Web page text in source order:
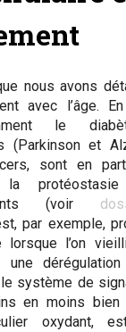
nous avons
avec l’âge.
le
(Parkinson et
sont en
la
(voir
par exemple,
lorsque l’on
système de
en moins bien
oxydant,